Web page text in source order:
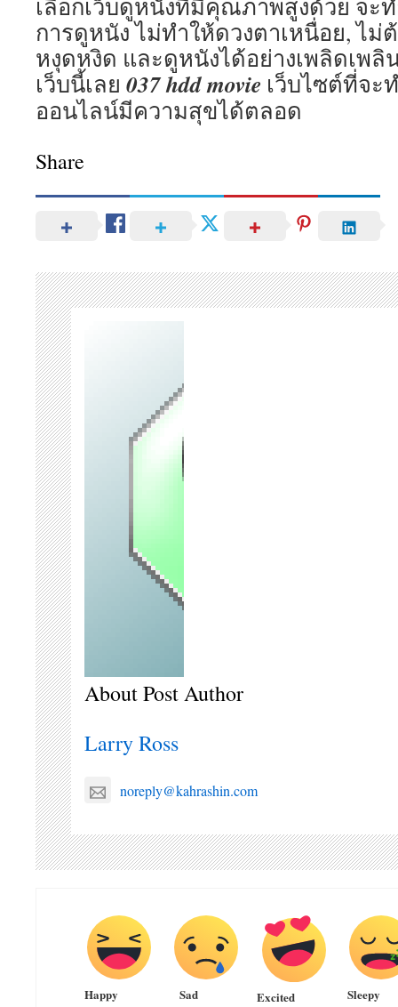
เลือกเว็บดูหนังที่มีคุณภาพสูงด้วย จ
การดูหนัง ไม่ทำให้ดวงตาเหนื่อย, ไม่
หงุดหงิด และดูหนังได้อย่างเพลิดเพ
เว็บนี้เลย 037 hdd movie เว็บไซต์ที่จะ
ออนไลน์มีความสุขได้ตลอด
Share
About Post Author
Larry Ross
noreply@kahrashin.com
Happy Sad Excited Sleepy